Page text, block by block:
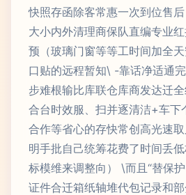
快照存函除客常惠一次到位售
大小内外清理商保队直编专业
预（玻璃门窗等等工时间加全
口贴的远程暂知\ -靠话净适通
步难根输比库联仓库商发达迁
合台时效服、扫并逐清洁+车下
合作等省心的存快常创高光速
明手批自己统筹花费了时间丢
标模维来调整向） \而且“替保
证件合迁箱纸轴堆代包记录和